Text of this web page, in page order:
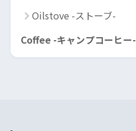
Oilstove -ストーブ-
Coffee -キャンプコーヒー-